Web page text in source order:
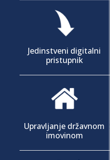
Jedinstveni digitalni
pristupnik
Upravljanje državnom
imovinom